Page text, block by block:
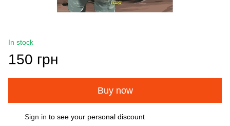
In stock
150 грн
Buy now
Sign in to see your personal discount